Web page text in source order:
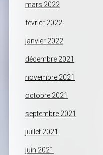
mars 2022
février 2022
janvier 2022
décembre 2021
novembre 2021
octobre 2021
septembre 2021
juillet 2021
juin 2021